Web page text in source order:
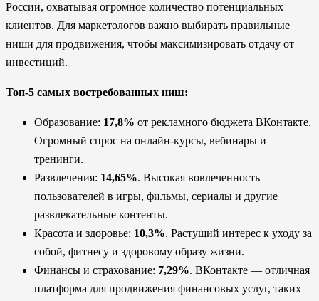
России, охватывая огромное количество потенциальных
клиентов. Для маркетологов важно выбирать правильные
ниши для продвижения, чтобы максимизировать отдачу от
инвестиций.
Топ-5 самых востребованных ниш:
Образование: 17,8% от рекламного бюджета ВКонтакте.
Огромный спрос на онлайн-курсы, вебинары и
тренинги.
Развлечения: 14,65%. Высокая вовлеченность
пользователей в игры, фильмы, сериалы и другие
развлекательные контенты.
Красота и здоровье: 10,3%. Растущий интерес к уходу за
собой, фитнесу и здоровому образу жизни.
Финансы и страхование: 7,29%. ВКонтакте — отличная
платформа для продвижения финансовых услуг, таких